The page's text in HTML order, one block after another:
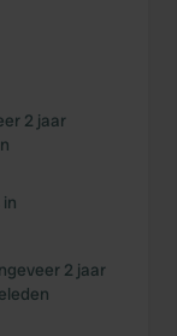
2 jaar
2 jaar